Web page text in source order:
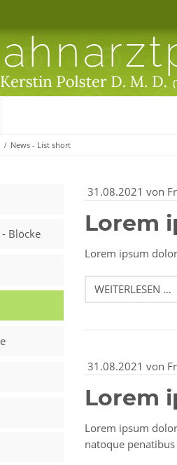
News - List short
31.08.2021 von
Lorem
Lorem ipsum
WEITERLESEN …
31.08.2021 von
Lorem
Lorem ipsum
natoque
Blöcke